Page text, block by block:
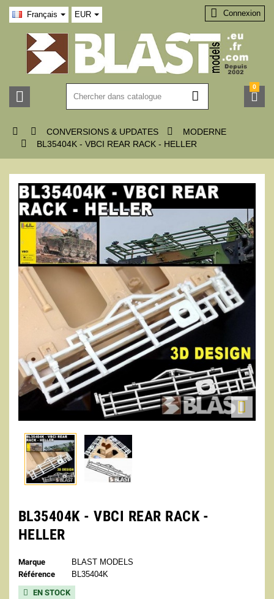
Français EUR
 
 Connexion

0
  CONVERSIONS & UPDATES  MODERNE
 BL35404K - VBCI REAR RACK - HELLER

BL35404K - VBCI REAR RACK -
HELLER
Marque
BLAST MODELS
Référence
BL35404K
 EN STOCK